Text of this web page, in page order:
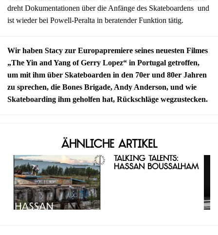
dreht Dokumentationen über die Anfänge des Skateboardens und
ist wieder bei Powell-Peralta in beratender Funktion tätig.
Wir haben Stacy zur Europapremiere seines neuesten Filmes
„The Yin and Yang of Gerry Lopez“ in Portugal getroffen,
um mit ihm über Skateboarden in den 70er und 80er Jahren
zu sprechen, die Bones Brigade, Andy Anderson, und wie
Skateboarding ihm geholfen hat, Rückschläge wegzustecken.
Ähnliche Artikel
Talking Talents:
Hassan Boussalham